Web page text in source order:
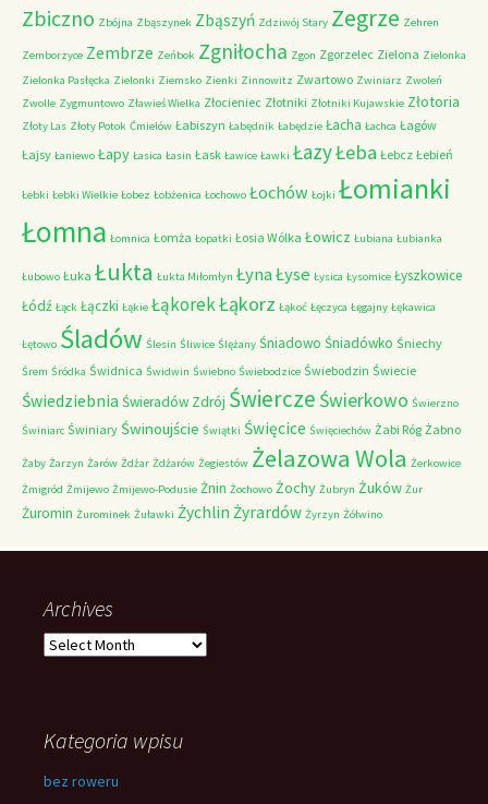
Zbiczno Zbójna Zbąszynek Zbąszyń Zdziwój Stary Zegrze Zehren
Zemborzyce Zembrze Zeńbok Zgniłocha Zgon Zgorzelec Zielona Zielonka
Zielonka Pasłęcka Zielonki Ziemsko Zienki Zinnowitz Zwartowo Zwiniarz Zwoleń
Zwolle Zygmuntowo Zławieś Wielka Złocieniec Złotniki Złotniki Kujawskie Złotoria
Złoty Las Złoty Potok Ćmielów Łabiszyn Łabędnik Łabędzie Łacha Łachca Łagów
Łajsy Łaniewo Łapy Łasica Łasin Łask Ławice Ławki ŁazyŁeba Łebcz Łebień
Łebki Łebki Wielkie Łobez Łobżenica Łochowo Łochów Łojki Łomianki
Łomna Łomnica Łomża Łopatki Łosia Wólka Łowicz Łubiana Łubianka
Łubowo Łuka Łukta Łukta Miłomłyn ŁynaŁyse Łysica Łysomice Łyszkowice
Łódź Łąck Łączki Łąkie ŁąkorekŁąkorz Łąkoć Łęczyca Łęgajny Łękawica
Łętowo Śladów Ślesin Śliwice Ślężany Śniadowo Śniadówko Śniechy
Śrem Śródka Świdnica Świdwin Świebno Świebodzice Świebodzin Świecie
Świedziebnia Świeradów Zdrój Świercze Świerkowo Świerzno
Świniarc Świniary Świnoujście Świątki Święcice Święciechów Żabi Róg Żabno
Żaby Żarzyn Żarów Żdżar Żdżarów Żegiestów Żelazowa Wola Żerkowice
Żmigród Żmijewo Żmijewo-Podusie Żnin Żochowo Żochy Żubryn Żuków Żur
Żuromin Żurominek Żuławki Żychlin Żyrardów Żyrzyn Żółwino
Archives
Archives
Kategoria wpisu
bez roweru